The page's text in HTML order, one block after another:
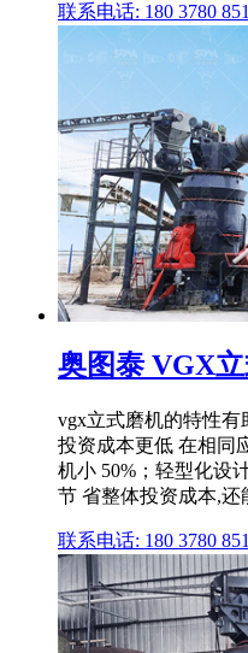
联系电话: 180 3780
奥图泰 VGX
vgx立式磨机的特性
投资成本更低 在相同
机小 50%；轻型化设
节 省整体投资成本,
联系电话: 180 3780